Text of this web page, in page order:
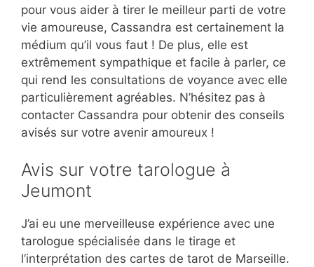
pour vous aider à tirer le meilleur parti de votre
vie amoureuse, Cassandra est certainement la
médium qu’il vous faut ! De plus, elle est
extrêmement sympathique et facile à parler, ce
qui rend les consultations de voyance avec elle
particulièrement agréables. N’hésitez pas à
contacter Cassandra pour obtenir des conseils
avisés sur votre avenir amoureux !
Avis sur votre tarologue à
Jeumont
J’ai eu une merveilleuse expérience avec une
tarologue spécialisée dans le tirage et
l’interprétation des cartes de tarot de Marseille.